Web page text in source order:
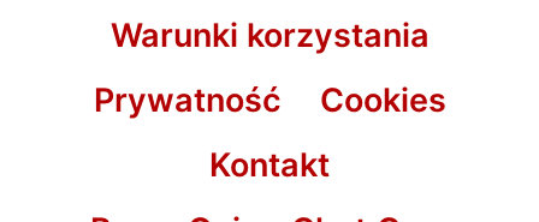
Warunki korzystania
Prywatność
Cookies
Kontakt